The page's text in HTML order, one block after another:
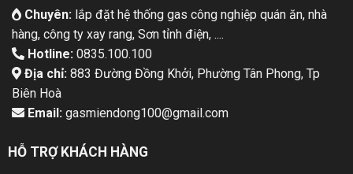
Chuyên:lắp đặt hệ thống gas công nghiệp quán ăn, nhà
hàng, công ty xay rang, Sơn tỉnh điện, ....
Hotline: 0835.100.100
Địa chỉ:883 Đường Đồng Khởi, Phường Tân Phong, Tp
Biên Hoà
Email:gasmiendong100@gmail.com
HỖ TRỢ KHÁCH HÀNG